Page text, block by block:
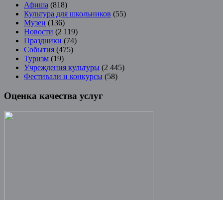
Афиша (818)
Культура для школьников (55)
Музеи (136)
Новости (2 119)
Праздники (74)
События (475)
Туризм (19)
Учреждения культуры (2 445)
Фестивали и конкурсы (58)
Оценка качества услуг